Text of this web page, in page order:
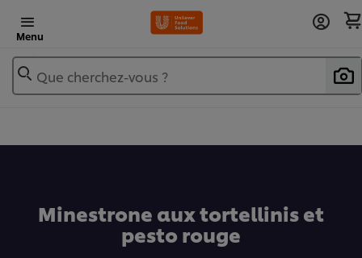
Menu
Que cherchez-vous ?
Minestrone aux tortellinis et
pesto rouge